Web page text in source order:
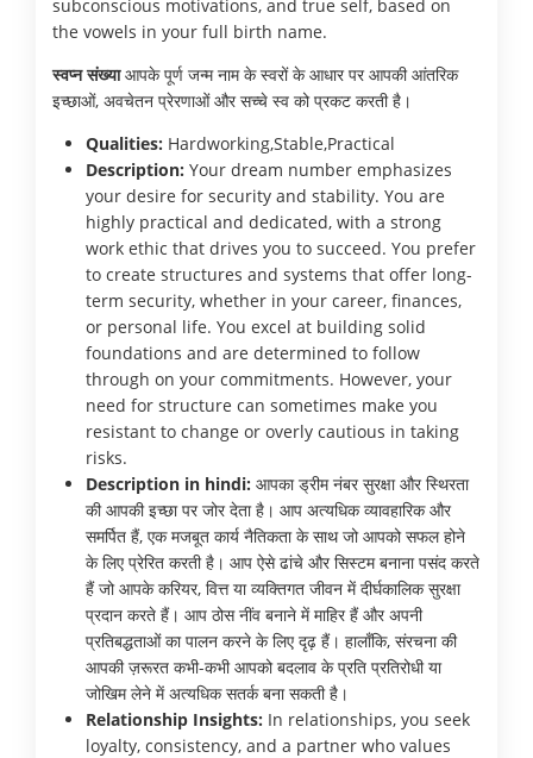
subconscious motivations, and true self, based on
the vowels in your full birth name.
स्वप्न संख्याआपके पूर्ण जन्म नाम के स्वरों के आधार पर आपकी आंतरिक
इच्छाओं, अवचेतन प्रेरणाओं और सच्चे स्व को प्रकट करती है।
Qualities: Hardworking,Stable,Practical
Description: Your dream number emphasizes
your desire for security and stability. You are
highly practical and dedicated, with a strong
work ethic that drives you to succeed. You prefer
to create structures and systems that offer long-
term security, whether in your career, finances,
or personal life. You excel at building solid
foundations and are determined to follow
through on your commitments. However, your
need for structure can sometimes make you
resistant to change or overly cautious in taking
risks.
Description in hindi: आपका ड्रीम नंबर सुरक्षा और स्थिरता
की आपकी इच्छा पर जोर देता है। आप अत्यधिक व्यावहारिक और
समर्पित हैं, एक मजबूत कार्य नैतिकता के साथ जो आपको सफल होने
के लिए प्रेरित करती है। आप ऐसे ढांचे और सिस्टम बनाना पसंद करते
हैं जो आपके करियर, वित्त या व्यक्तिगत जीवन में दीर्घकालिक सुरक्षा
प्रदान करते हैं। आप ठोस नींव बनाने में माहिर हैं और अपनी
प्रतिबद्धताओं का पालन करने के लिए दृढ़ हैं। हालाँकि, संरचना की
आपकी ज़रूरत कभी-कभी आपको बदलाव के प्रति प्रतिरोधी या
जोखिम लेने में अत्यधिक सतर्क बना सकती है।
Relationship Insights: In relationships, you seek
loyalty, consistency, and a partner who values